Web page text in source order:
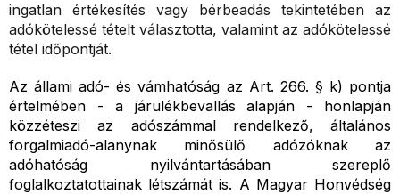
ingatlan értékesítés vagy bérbeadás tekintetében az
adókötelessé tételt választotta, valamint az adókötelessé
tétel időpontját.
Az állami adó- és vámhatóság az Art. 266. § k) pontja
értelmében - a járulékbevallás alapján - honlapján
közzéteszi az adószámmal rendelkező, általános
forgalmiadó-alanynak minősülő adózóknak az
adóhatóság nyilvántartásában szereplő
foglalkoztatottainak létszámát is. A Magyar Honvédség